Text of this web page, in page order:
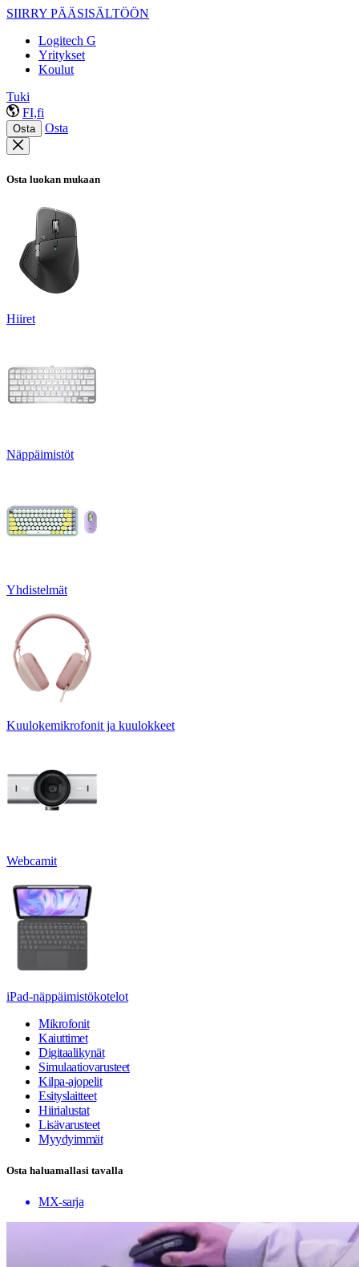
SIIRRY PÄÄSISÄLTÖÖN
Logitech G
Yritykset
Koulut
Tuki
FI,fi
Osta Osta
Osta luokan mukaan
Hiiret
Näppäimistöt
Yhdistelmät
Kuulokemikrofonit ja kuulokkeet
Webcamit
iPad-näppäimistökotelot
Mikrofonit
Kaiuttimet
Digitaalikynät
Simulaatiovarusteet
Kilpa-ajopelit
Esityslaitteet
Hiirialustat
Lisävarusteet
Myydyimmät
Osta haluamallasi tavalla
MX-sarja